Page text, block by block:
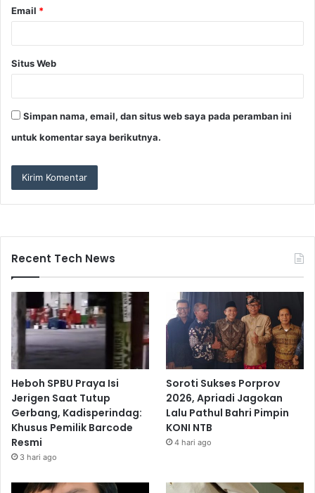
Email *
Situs Web
Simpan nama, email, dan situs web saya pada peramban ini
untuk komentar saya berikutnya.
Recent Tech News
Heboh SPBU Praya Isi
Jerigen Saat Tutup
Gerbang, Kadisperindag:
Khusus Pemilik Barcode
Resmi
3 hari ago
Soroti Sukses Porprov
2026, Apriadi Jagokan
Lalu Pathul Bahri Pimpin
KONI NTB
4 hari ago